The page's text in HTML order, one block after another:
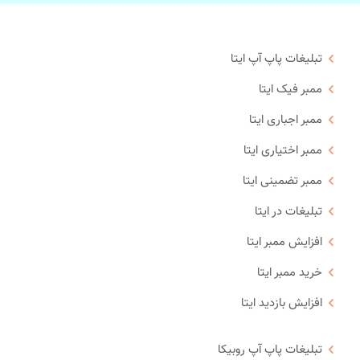
تبلیغات پاپ آپ ایتا
ممبر فیک ایتا
ممبر اجباری ایتا
ممبر اختیاری ایتا
ممبر تضمینی ایتا
تبلیغات در ایتا
افزایش ممبر ایتا
خرید ممبر ایتا
افزایش بازدید ایتا
تبلیغات پاپ آپ روبیکا